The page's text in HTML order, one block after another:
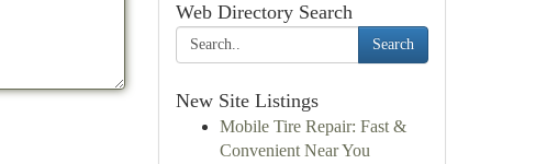
Web Directory Search
Search
New Site Listings
Mobile Tire Repair: Fast &
Convenient Near You